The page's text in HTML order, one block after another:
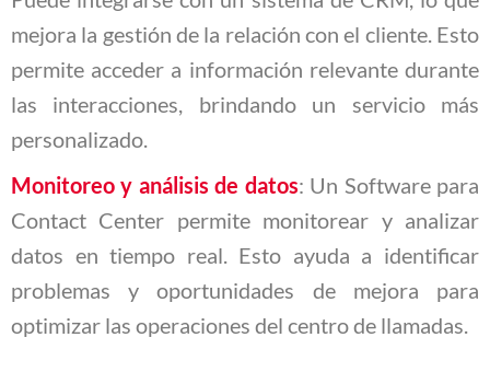
mejora la gestión de la relación con el cliente. Esto
permite acceder a información relevante durante
las interacciones, brindando un servicio más
personalizado.
Monitoreo y análisis de datos: Un Software para
Contact Center permite monitorear y analizar
datos en tiempo real. Esto ayuda a identificar
problemas y oportunidades de mejora para
optimizar las operaciones del centro de llamadas.